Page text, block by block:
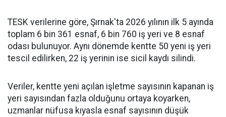
TESK verilerine göre, Şırnak'ta 2026 yılının ilk 5 ayında
toplam 6 bin 361 esnaf, 6 bin 760 iş yeri ve 8 esnaf
odası bulunuyor. Aynı dönemde kentte 50 yeni iş yeri
tescil edilirken, 22 iş yerinin ise sicil kaydı silindi.
Veriler, kentte yeni açılan işletme sayısının kapanan iş
yeri sayısından fazla olduğunu ortaya koyarken,
uzmanlar nüfusa kıyasla esnaf sayısının düşük